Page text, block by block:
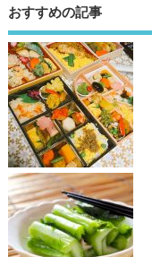
おすすめの記事